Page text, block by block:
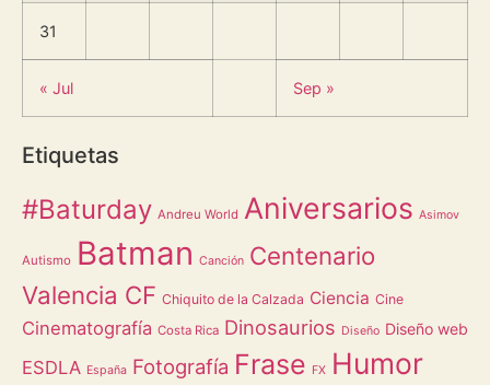
31
« Jul Sep »
Etiquetas
#Baturday Andreu World Aniversarios Asimov
Autismo Batman Canción Centenario
Valencia CF Chiquito de la Calzada Ciencia Cine
Cinematografía Costa Rica Dinosaurios Diseño Diseño web
ESDLA España Fotografía Frase FX Humor